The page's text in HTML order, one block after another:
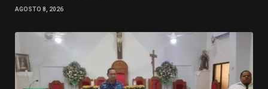
AGOSTO 8, 2026